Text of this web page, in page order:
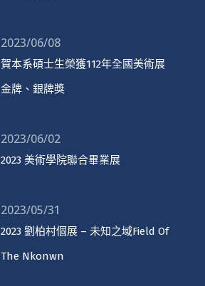
2023/06/08
賀本系碩士生榮獲112年全國美術展
金牌、銀牌獎
2023/06/02
2023 美術學院聯合畢業展
2023/05/31
2023 劉柏村個展 – 未知之域Field Of
The Nkonwn